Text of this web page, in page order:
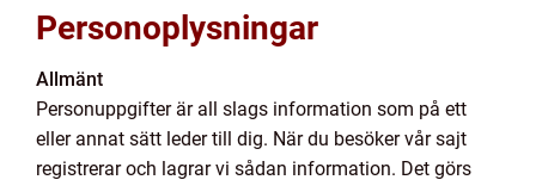
Personoplysningar
Allmänt
Personuppgifter är all slags information som på ett
eller annat sätt leder till dig. När du besöker vår sajt
registrerar och lagrar vi sådan information. Det görs